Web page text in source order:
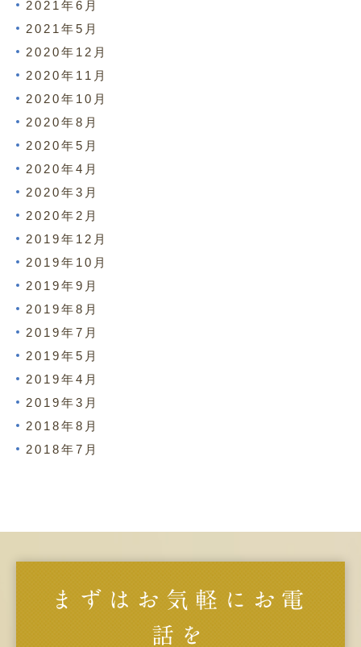
2021年6月
2021年5月
2020年12月
2020年11月
2020年10月
2020年8月
2020年5月
2020年4月
2020年3月
2020年2月
2019年12月
2019年10月
2019年9月
2019年8月
2019年7月
2019年5月
2019年4月
2019年3月
2018年8月
2018年7月
まずはお気軽にお電
話を